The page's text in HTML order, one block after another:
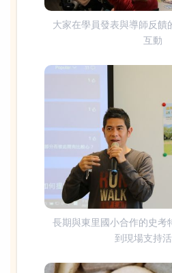
大家在學員發表與導師反饋
互動
長期與東里國小合作的史考
到現場支持活